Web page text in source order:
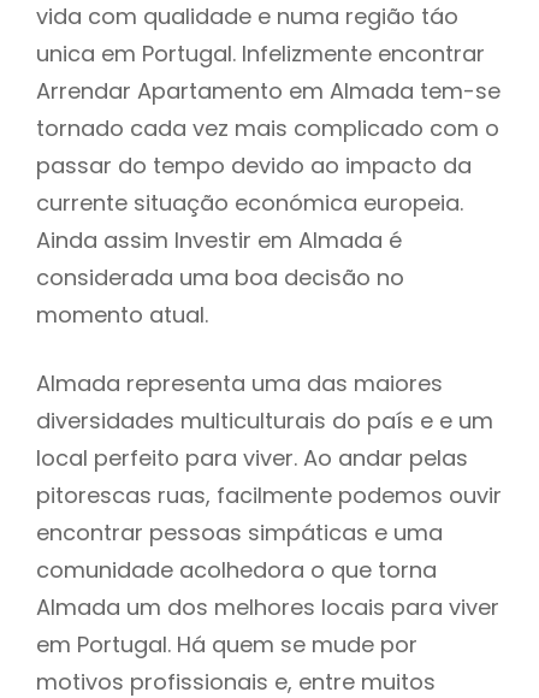
vida com qualidade e numa região táo
unica em Portugal. Infelizmente encontrar
Arrendar Apartamento em Almada tem-se
tornado cada vez mais complicado com o
passar do tempo devido ao impacto da
currente situação económica europeia.
Ainda assim Investir em Almada é
considerada uma boa decisão no
momento atual.
Almada representa uma das maiores
diversidades multiculturais do país e e um
local perfeito para viver. Ao andar pelas
pitorescas ruas, facilmente podemos ouvir
encontrar pessoas simpáticas e uma
comunidade acolhedora o que torna
Almada um dos melhores locais para viver
em Portugal. Há quem se mude por
motivos profissionais e, entre muitos